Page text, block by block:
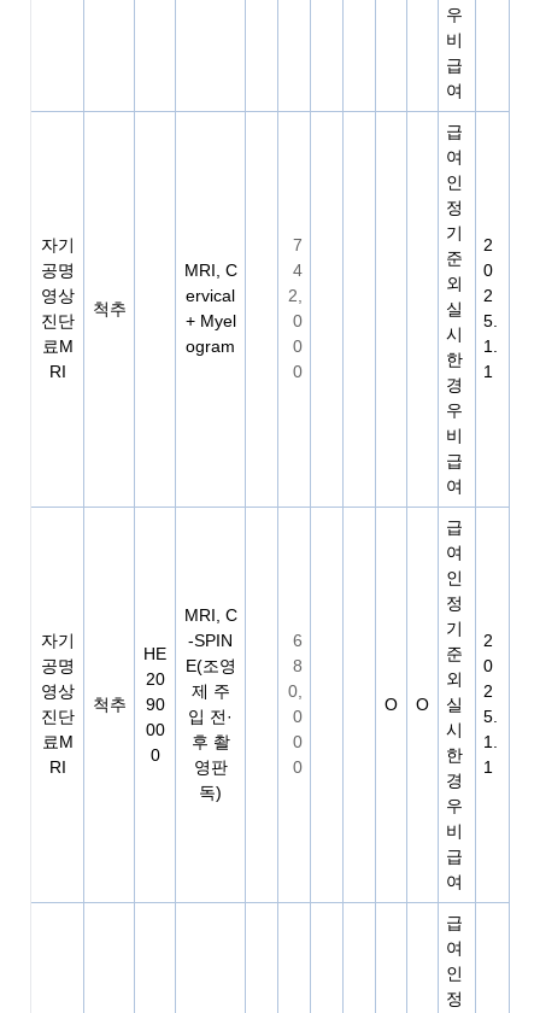
우
비
급
여
자기
공명
영상
진단
료M
RI
척추
MRI, C
ervical
+ Myel
ogram
7
4
2,
0
0
0
급
여
인
정
기
준
외
실
시
한
경
우
비
급
여
2
0
2
5.
1.
1
자기
공명
영상
진단
료M
RI
척추
HE
20
90
00
0
MRI, C
-SPIN
E(조영
제 주
입 전·
후 촬
영판
독)
6
8
0,
0
0
0
O O
급
여
인
정
기
준
외
실
시
한
경
우
비
급
여
2
0
2
5.
1.
1
급
여
인
정